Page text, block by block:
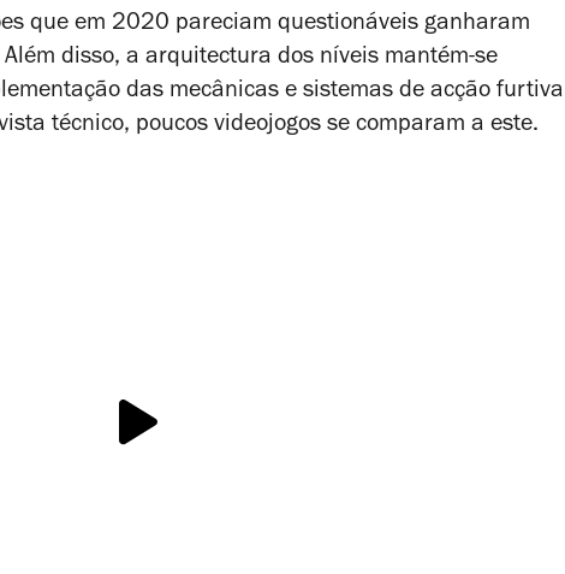
que em 2020 pareciam questionáveis ganharam
disso, a arquitectura dos níveis mantém-se
das mecânicas e sistemas de acção furtiva
técnico, poucos videojogos se comparam a este.